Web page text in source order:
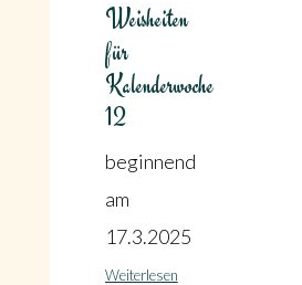
Weisheiten
für
Kalenderwoche
12
beginnend
am
17.3.2025
Weiterlesen